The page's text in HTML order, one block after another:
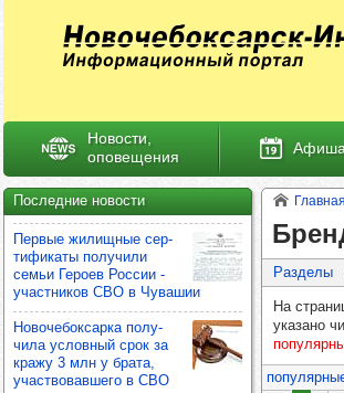
Главная
Разделы
На
указано
Последние новости
Пер­вые жилищ­ные сер­
ти­фи­каты полу­чили
семьи Героев Рос­сии -
учас­тни­ков СВО в Чува­шии
Ново­че­бок­сарка полу­
чила услов­ный срок за
кражу 3 млн у брата,
учас­тво­вав­шего в СВО
Новости,
оповещения